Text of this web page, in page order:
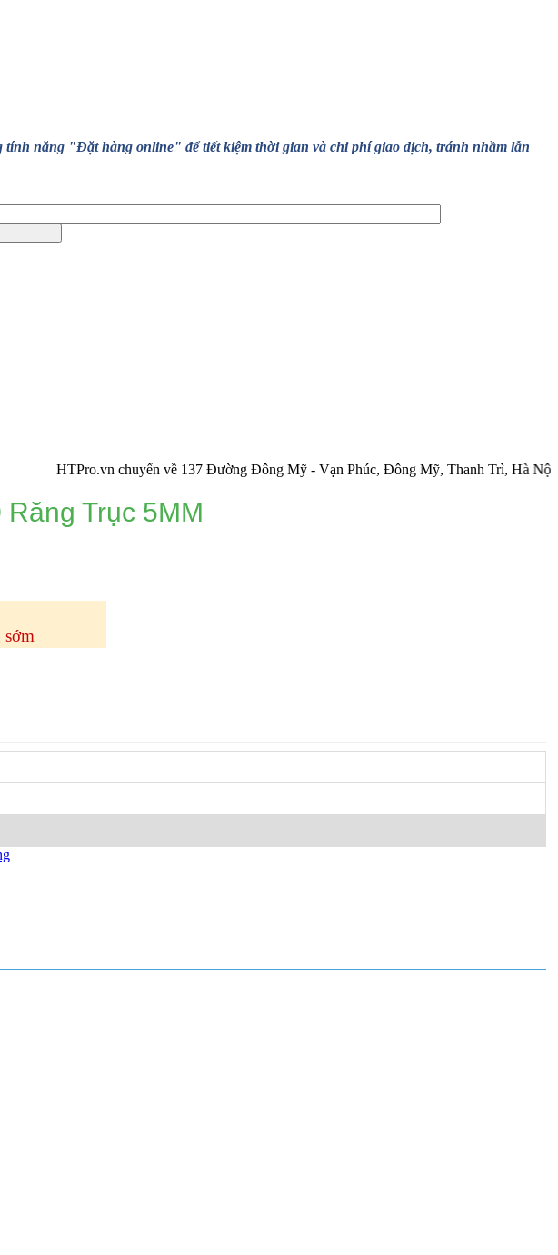
năng "Đặt hàng online" để tiết kiệm thời gian và chi phí giao dịch, tránh nhầm lẫn
HTPro.vn chuyển về 137 Đường Đông Mỹ - Vạn Phúc, Đông Mỹ, Thanh Trì, Hà Nội.
Trục 5MM
sớm